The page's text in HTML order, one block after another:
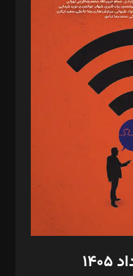
امان‌پور، سروش کرمیان،
فائزه فتحی
زاده